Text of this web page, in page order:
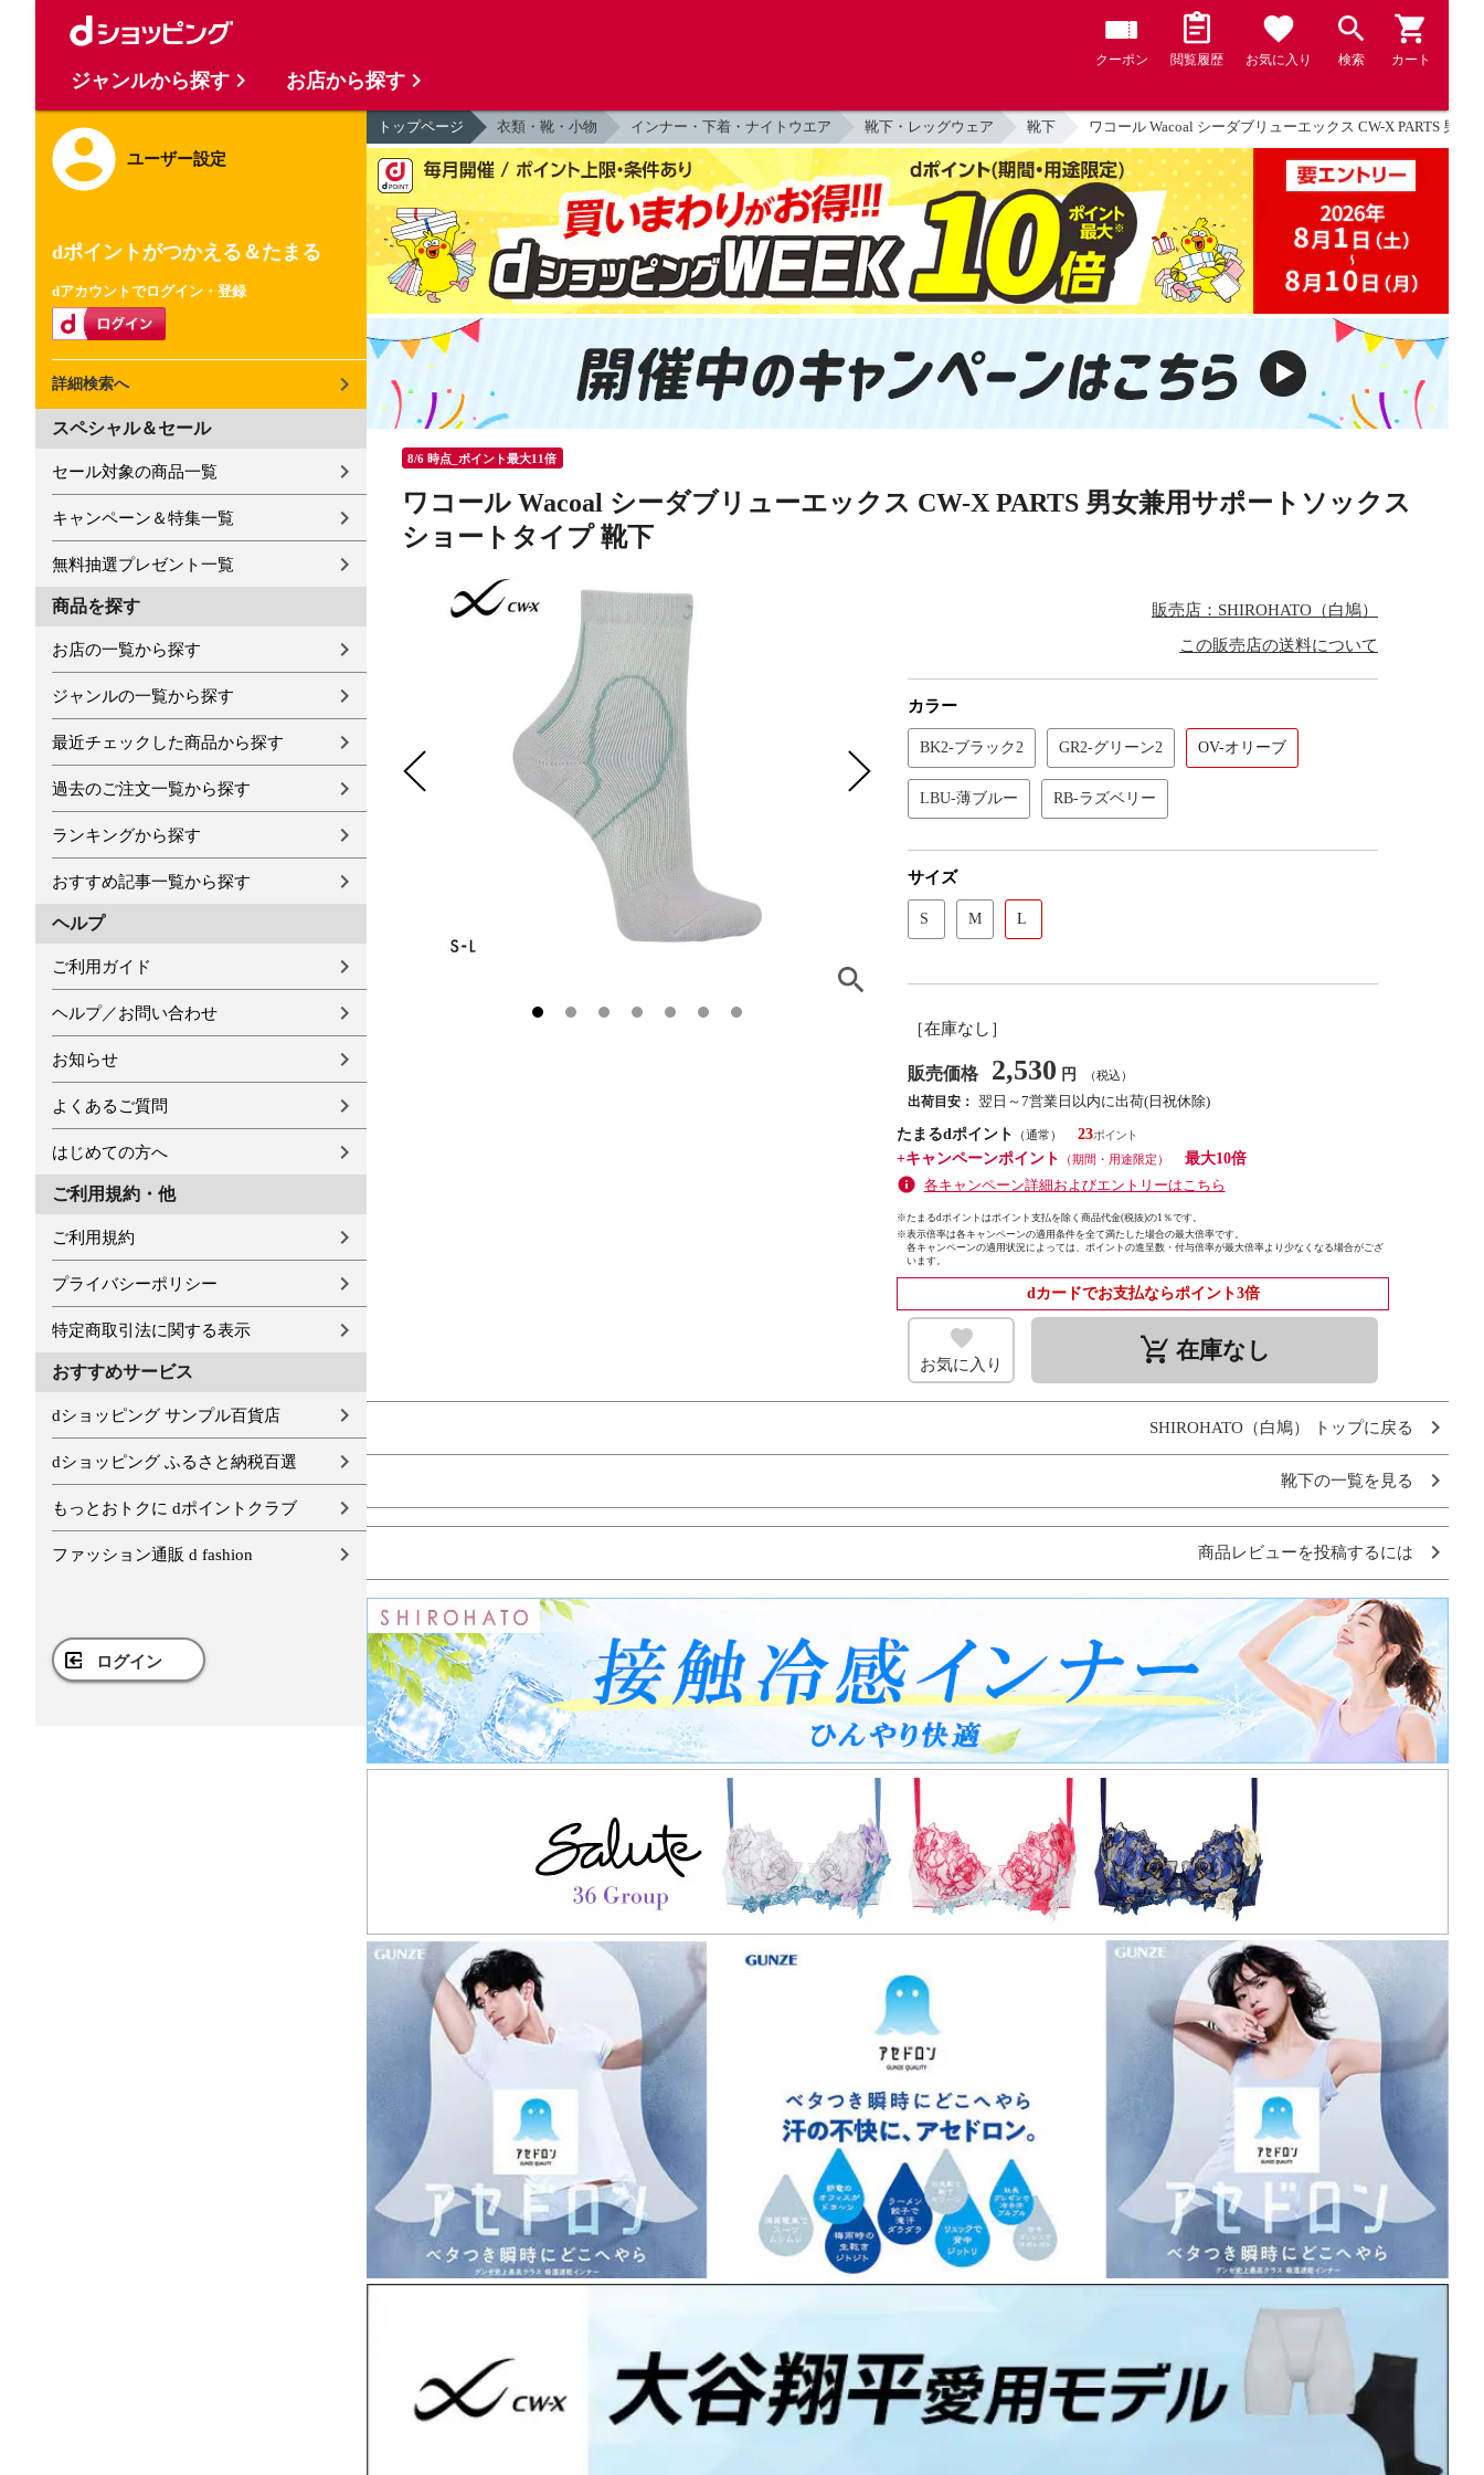
クーポン 閲覧履歴 お気に入り 検索 カート
ユーザー設定
dポイントがつかえる＆たまる
dアカウントでログイン・登録
詳細検索へ
スペシャル＆セール
セール対象の商品一覧
キャンペーン＆特集一覧
無料抽選プレゼント一覧
商品を探す
お店の一覧から探す
ジャンルの一覧から探す
最近チェックした商品から探す
過去のご注文一覧から探す
ランキングから探す
おすすめ記事一覧から探す
ヘルプ
ご利用ガイド
ヘルプ／お問い合わせ
お知らせ
よくあるご質問
はじめての方へ
ご利用規約・他
ご利用規約
プライバシーポリシー
特定商取引法に関する表示
おすすめサービス
dショッピング サンプル百貨店
dショッピング ふるさと納税百選
もっとおトクに dポイントクラブ
ファッション通販 d fashion
ログイン
トップページ 衣類・靴・小物 インナー・下着・ナイトウエア 靴下・レッグウェア 靴下 ワコール Wacoal シーダブリューエックス CW-X PARTS 男
8/6 時点_ポイント最大11倍
ワコール Wacoal シーダブリューエックス CW-X PARTS 男女兼用サポートソックス
ショートタイプ 靴下
販売店：SHIROHATO（白鳩）
この販売店の送料について
カラー
BK2-ブラック2 GR2-グリーン2 OV-オリーブ
LBU-薄ブルー RB-ラズベリー
サイズ
S M L
［在庫なし］
販売価格 2,530 円 （税込）
出荷目安： 翌日～7営業日以内に出荷(日祝休除)
たまるdポイント
（通常）
23
+キャンペーンポイント
（期間・用途限定）
最大10倍
各キャンペーン詳細およびエントリーはこちら
※たまるdポイントはポイント支払を除く商品代金(税抜)の1％です。
※表示倍率は各キャンペーンの適用条件を全て満たした場合の最大倍率です。
各キャンペーンの適用状況によっては、ポイントの進呈数・付与倍率が最大倍率より少なくなる場合がござ
います。
dカードでお支払ならポイント3倍
お気に入り remove_shopping_cart 在庫なし
SHIROHATO（白鳩） トップに戻る
靴下の一覧を見る
商品レビューを投稿するには
ジャンルから探す お店から探す